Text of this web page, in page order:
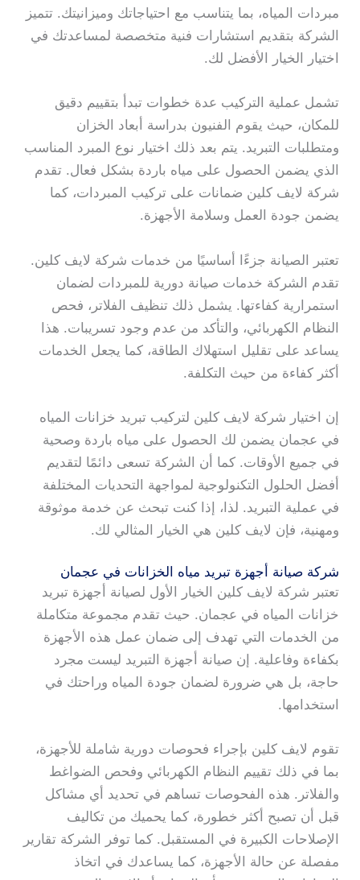
مبردات المياه، بما يتناسب مع احتياجاتك وميزانيتك. تتميز
الشركة بتقديم استشارات فنية متخصصة لمساعدتك في
اختيار الخيار الأفضل لك.
تشمل عملية التركيب عدة خطوات تبدأ بتقييم دقيق
للمكان، حيث يقوم الفنيون بدراسة أبعاد الخزان
ومتطلبات التبريد. يتم بعد ذلك اختيار نوع المبرد المناسب
الذي يضمن الحصول على مياه باردة بشكل فعال. تقدم
شركة لايف كلين ضمانات على تركيب المبردات، كما
يضمن جودة العمل وسلامة الأجهزة.
تعتبر الصيانة جزءًا أساسيًا من خدمات شركة لايف كلين.
تقدم الشركة خدمات صيانة دورية للمبردات لضمان
استمرارية كفاءتها. يشمل ذلك تنظيف الفلاتر، فحص
النظام الكهربائي، والتأكد من عدم وجود تسريبات. هذا
يساعد على تقليل استهلاك الطاقة، كما يجعل الخدمات
أكثر كفاءة من حيث التكلفة.
إن اختيار شركة لايف كلين لتركيب تبريد خزانات المياه
في عجمان يضمن لك الحصول على مياه باردة وصحية
في جميع الأوقات. كما أن الشركة تسعى دائمًا لتقديم
أفضل الحلول التكنولوجية لمواجهة التحديات المختلفة
في عملية التبريد. لذا، إذا كنت تبحث عن خدمة موثوقة
ومهنية، فإن لايف كلين هي الخيار المثالي لك.
شركة صيانة أجهزة تبريد مياه الخزانات في عجمان
تعتبر شركة لايف كلين الخيار الأول لصيانة أجهزة تبريد
خزانات المياه في عجمان. حيث تقدم مجموعة متكاملة
من الخدمات التي تهدف إلى ضمان عمل هذه الأجهزة
بكفاءة وفاعلية. إن صيانة أجهزة التبريد ليست مجرد
حاجة، بل هي ضرورة لضمان جودة المياه وراحتك في
استخدامها.
تقوم لايف كلين بإجراء فحوصات دورية شاملة للأجهزة،
بما في ذلك تقييم النظام الكهربائي وفحص الضواغط
والفلاتر. هذه الفحوصات تساهم في تحديد أي مشاكل
قبل أن تصبح أكثر خطورة، كما يحميك من تكاليف
الإصلاحات الكبيرة في المستقبل. كما توفر الشركة تقارير
مفصلة عن حالة الأجهزة، كما يساعدك في اتخاذ